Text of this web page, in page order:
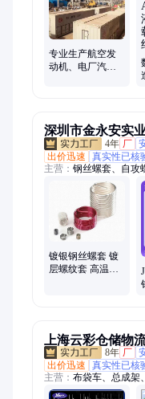
专业生产航空发
动机、电厂汽轮
深圳市金永安实
4年 厂
出价迅速
真实性已核
主营： 钢丝螺套、自攻
kato无尾螺套、recoil
镀银钢丝螺套 镀
层螺纹套 高温牙
上海云彩仓储物
8年 厂
出价迅速
真实性已核
主营： 布袋车、总成架
属网、工具车、平板